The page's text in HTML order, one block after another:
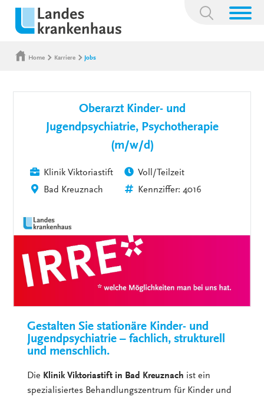
Suchbegriff:
Home Karriere Jobs
Oberarzt Kinder- und
Jugendpsychiatrie, Psychotherapie
(m/w/d)
Klinik Viktoriastift
Bad Kreuznach
Voll/Teilzeit
Kennziffer: 4016
Gestalten Sie stationäre Kinder- und
Jugendpsychiatrie – fachlich, strukturell
und menschlich.
Die Klinik Viktoriastift in Bad Kreuznach ist ein
spezialisiertes Behandlungszentrum für Kinder und